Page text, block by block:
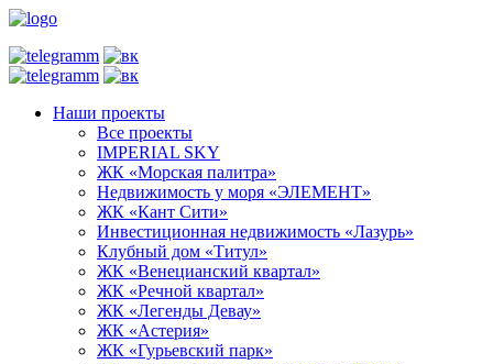
Наши проекты
Все проекты
IMPERIAL SKY
ЖК «Морская палитра»
Недвижимость у моря «ЭЛЕМЕНТ»
ЖК «Кант Сити»
Инвестиционная недвижимость «Лазурь»
Клубный дом «Титул»
ЖК «Венецианский квартал»
ЖК «Речной квартал»
ЖК «Легенды Девау»
ЖК «Астерия»
ЖК «Гурьевский парк»